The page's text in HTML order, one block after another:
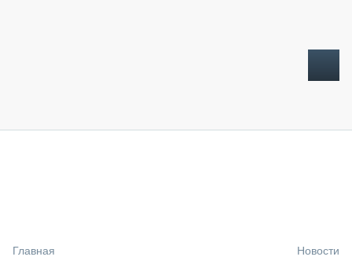
Главная Новости